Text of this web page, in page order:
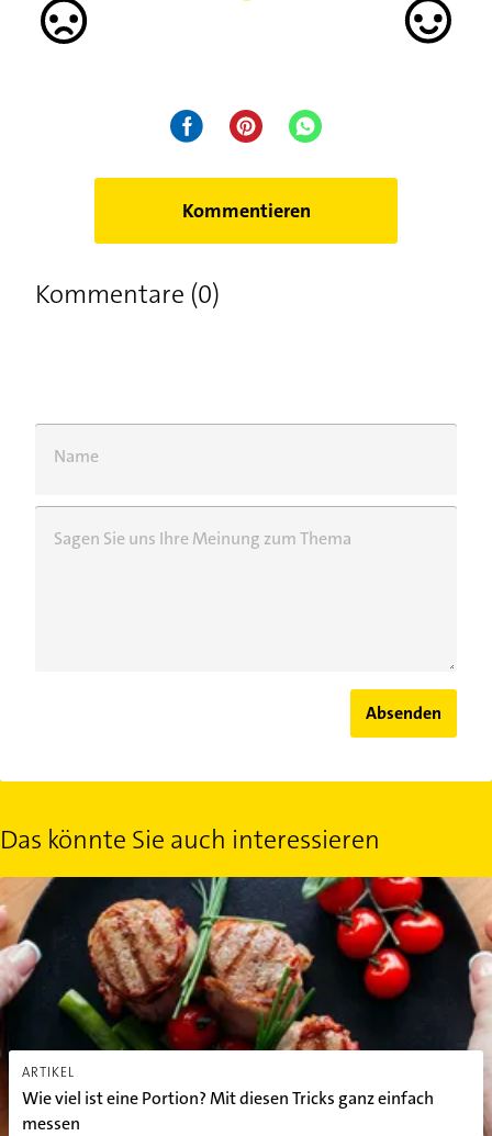
Kommentieren
Kommentare (0)
Name
Sagen Sie uns Ihre Meinung zum Thema
Absenden
Das könnte Sie auch interessieren
ARTIKEL
Wie viel ist eine Portion? Mit diesen Tricks ganz einfach
messen
Wie viel ist eine Portion? Mit diesen Tricks ganz einfach messen